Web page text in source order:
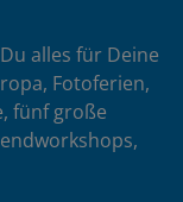
alles für Deine
Fotoferien,
fünf große